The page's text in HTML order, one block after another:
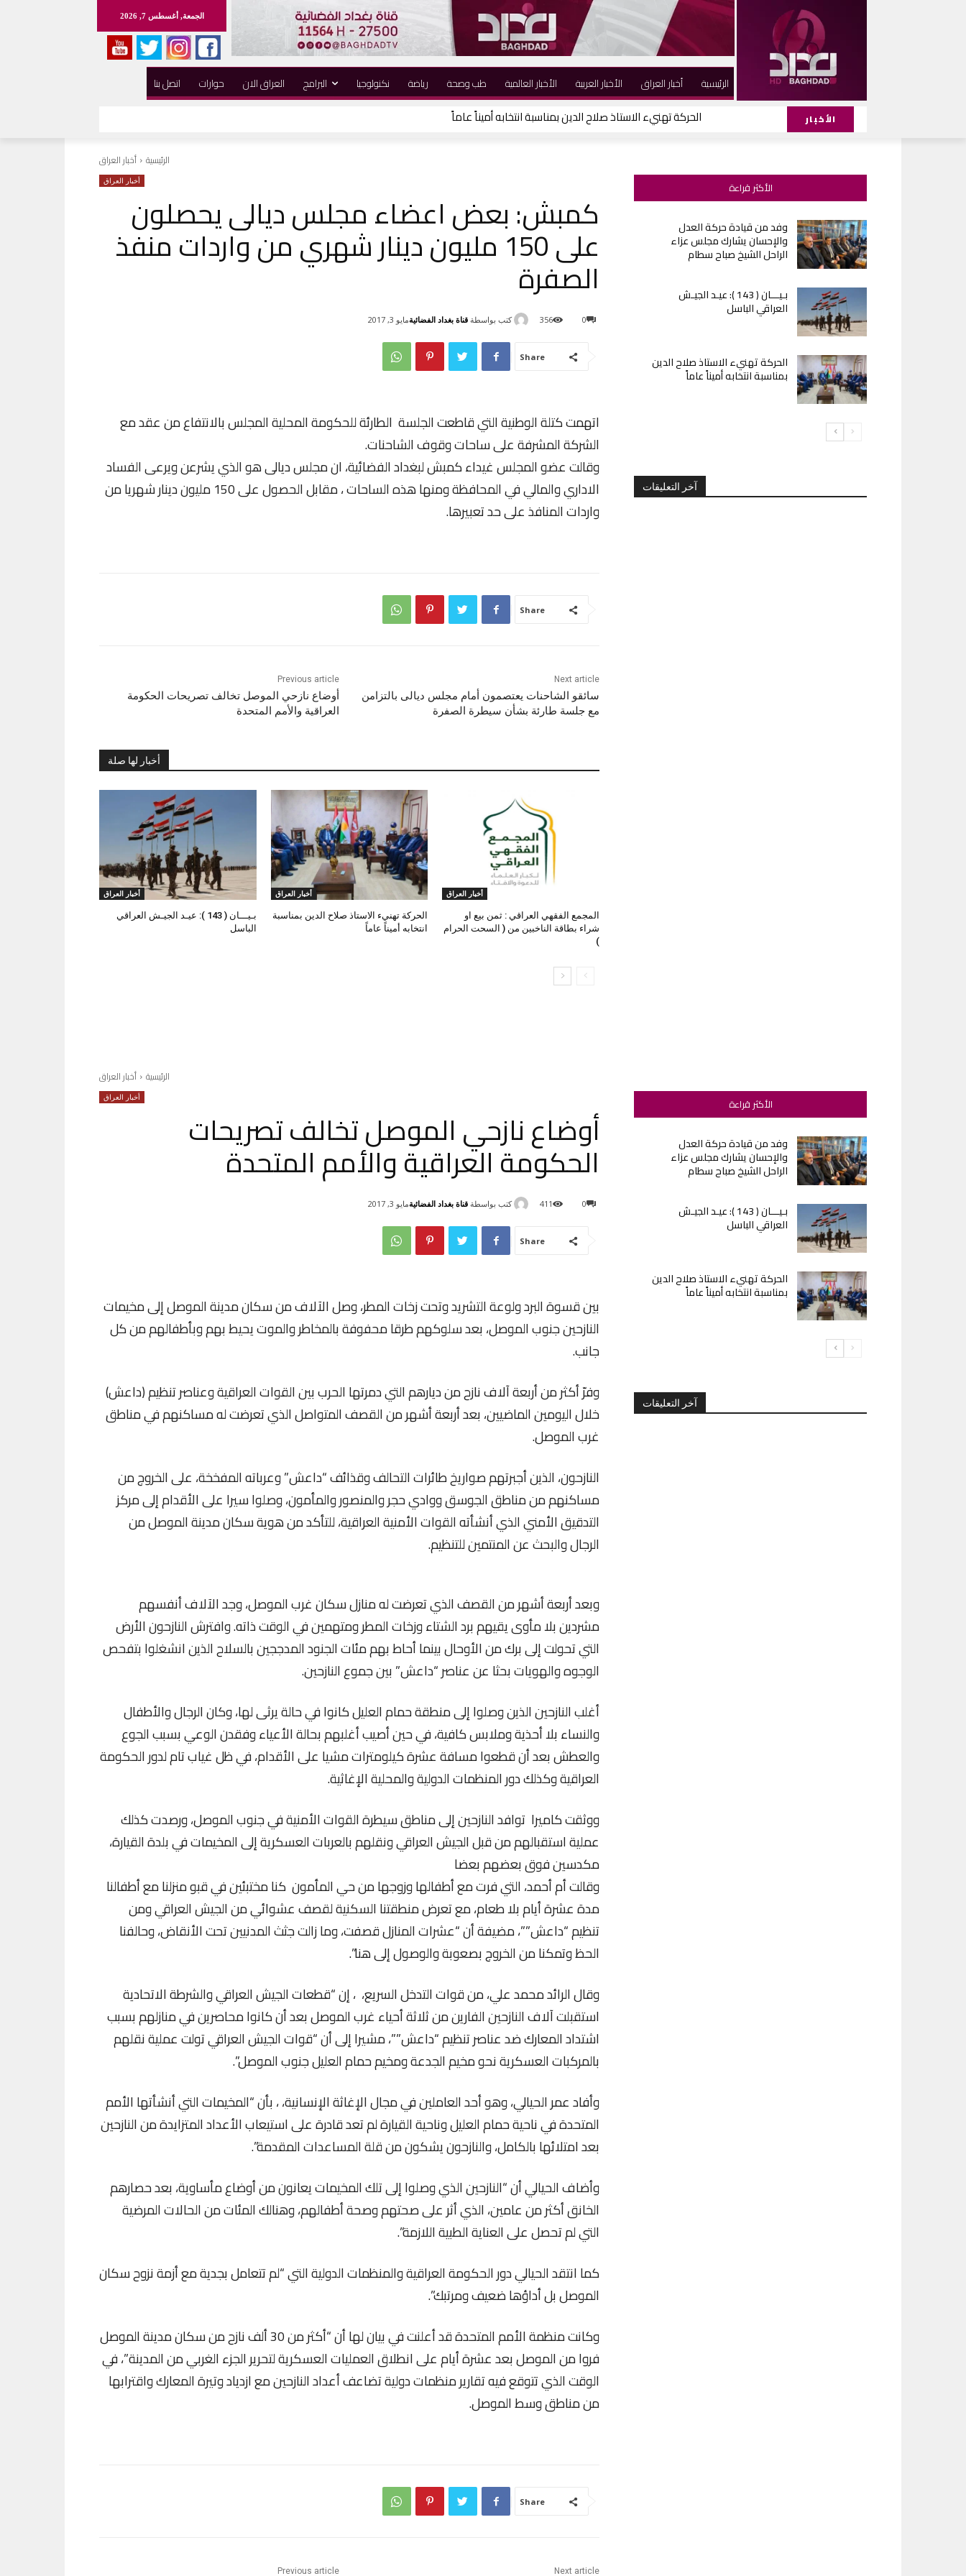
الجمعة, أغسطس 7, 2026
اتصل بنا حوارات العراق الان البرامج نكنولوجيا رياضة طب وصحة الأخبار العالمية الأخبار العربية أخبار العراق الرئيسية
الأخبار وفد من قيادة حركة العدل والإحسان يشارك مجلس عزاء الراحل الشيخ صباح سطام
الحركة تهنيء الاستاذ صلاح الدين بمناسبة انتخابه أميناً عاماً
الرئيسية أخبار العراق
أخبار العراق
كمبش: بعض اعضاء مجلس ديالى يحصلون
على 150 مليون دينار شهري من واردات منفذ
الصفرة
كتب بواسطة قناة بغداد الفضائيةمايو 3, 2017 0
356
Share
اتهمت كتلة الوطنية التي قاطعت الجلسة الطارئة للحكومة المحلية المجلس بالانتفاع من عقد مع
الشركة المشرفة على ساحات وقوف الشاحنات.
وقالت عضو المجلس غيداء كمبش لبغداد الفضائية، ان مجلس ديالى هو الذي يشرعن ويرعى الفساد
الاداري والمالي في المحافظة ومنها هذه الساحات ، مقابل الحصول على 150 مليون دينار شهريا من
واردات المنافذ على حد تعبيرها.
Share
Previous article
أوضاع نازحي الموصل تخالف تصريحات الحكومة
العراقية والأمم المتحدة
Next article
سائقو الشاحنات يعتصمون أمام مجلس ديالى بالتزامن
مع جلسة طارئة بشأن سيطرة الصفرة
أخبار لها صلة
أخبار العراق
بـيـــان ( 143 ): عيـد الجيـش العراقي
الباسل
أخبار العراق
الحركة تهنيء الاستاذ صلاح الدين بمناسبة
انتخابه أميناً عاماً
أخبار العراق
المجمع الفقهي العراقي : ثمن بيع او
شراء بطاقة الناخبين من ( السحت الحرام
)
الأكثر قراءة
وفد من قيادة حركة العدل
والإحسان يشارك مجلس عزاء
الراحل الشيخ صباح سطام
بـيـــان ( 143 ): عيـد الجيـش
العراقي الباسل
الحركة تهنيء الاستاذ صلاح الدين
بمناسبة انتخابه أميناً عاماً
آخر التعليقات